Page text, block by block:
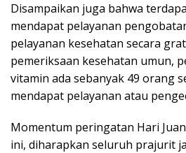
Disampaikan juga bahwa
mendapat pelayanan
pelayanan kesehatan secara
pemeriksaan kesehatan umun,
vitamin ada sebanyak 49 orang
mendapat pelayanan atau
Momentum peringatan Hari
ini, diharapkan seluruh prajurit